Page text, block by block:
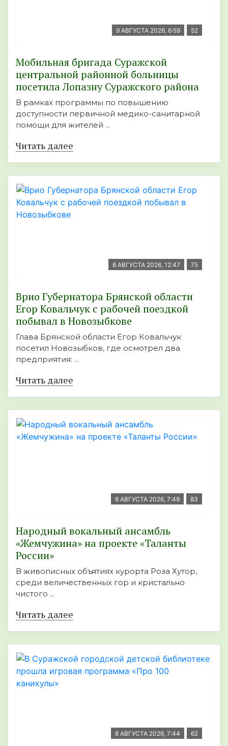
9 АВГУСТА 2026, 6:59 52
Мобильная бригада Суражской
центральной районной больницы
посетила Лопазну Суражского района
В рамках программы по повышению
доступности первичной медико-санитарной
помощи для жителей ...
Читать далее
8 АВГУСТА 2026, 12:47 75
Врио Губернатора Брянской области
Егор Ковальчук с рабочей поездкой
побывал в Новозыбкове
Глава Брянской области Егор Ковальчук
посетил Новозыбков, где осмотрел два
предприятия: ...
Читать далее
8 АВГУСТА 2026, 7:49 83
Народный вокальный ансамбль
«Жемчужина» на проекте «Таланты
России»
В живописных объятиях курорта Роза Хутор,
среди величественных гор и кристально
чистого ...
Читать далее
8 АВГУСТА 2026, 7:44 62